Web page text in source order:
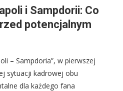
i Sampdorii: Co
potencjalnym
– Sampdoria”, w pierwszej
sytuacji kadrowej obu
dla każdego fana